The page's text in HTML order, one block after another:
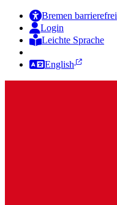
Bremen barrierefrei
Login
Leichte Sprache
English